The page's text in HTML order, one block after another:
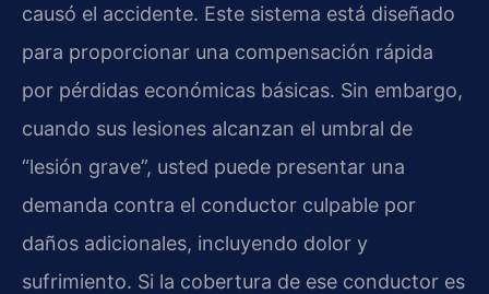
causó el accidente. Este sistema está diseñado
para proporcionar una compensación rápida
por pérdidas económicas básicas. Sin embargo,
cuando sus lesiones alcanzan el umbral de
“lesión grave”, usted puede presentar una
demanda contra el conductor culpable por
daños adicionales, incluyendo dolor y
sufrimiento. Si la cobertura de ese conductor es